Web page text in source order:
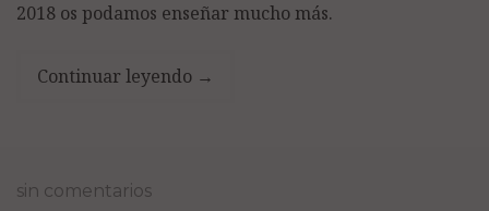
2018 os podamos enseñar mucho más.
Continuar leyendo →
sin comentarios